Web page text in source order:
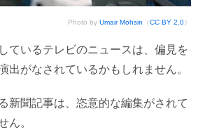
Photo by Umair Mohsin （CC BY 2.0）
ているテレビのニュースは、偏見を
出がなされているかもしれません。
新聞記事は、恣意的な編集がされて
ん。